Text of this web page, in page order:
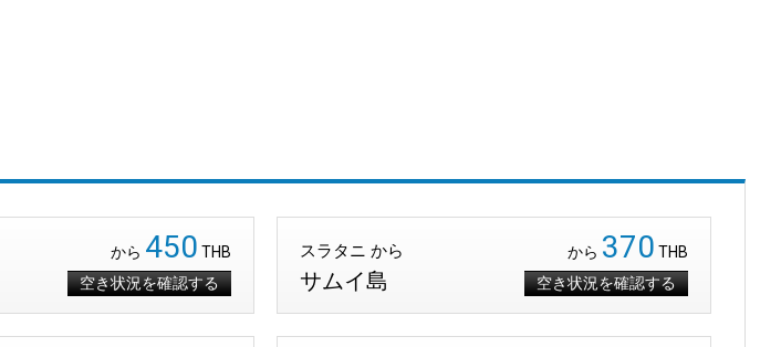
から 450 THB
空き状況を確認する
スラタニ から
サムイ島
から 370 THB
空き状況を確認する